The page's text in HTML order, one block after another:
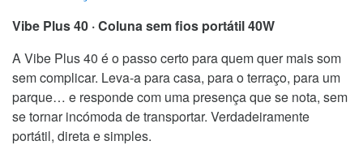
40W
-
Idusd
quantidade
Vibe Plus 40 · Coluna sem fios portátil 40W
A Vibe Plus 40 é o passo certo para quem quer mais som
sem complicar. Leva-a para casa, para o terraço, para um
parque… e responde com uma presença que se nota, sem
se tornar incómoda de transportar. Verdadeiramente
portátil, direta e simples.